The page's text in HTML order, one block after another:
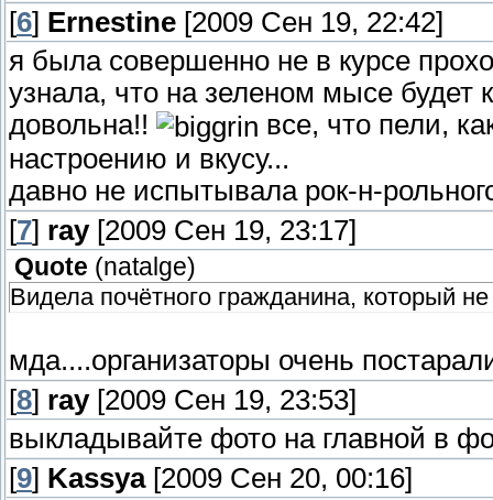
[6] Ernestine [2009 Сен 19, 22:42]
я была совершенно не в курсе
узнала, что на зеленом мысе будет
довольна!!
все, что пели,
настроению и вкусу...
давно не испытывала рок-н-
[7] ray[2009 Сен 19, 23:17]
Quote (natalge)
Видела почётного гражданина, который
мда....организаторы очень
[8] ray[2009 Сен 19, 23:53]
выкладывайте фото на главной в
[9] Kassya[2009 Сен 20, 00:16]